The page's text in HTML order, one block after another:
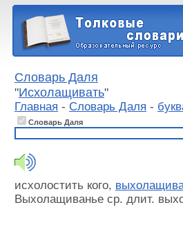
Словарь Даля
"Исхолащивать"
Главная - Словарь Даля -
Словарь Даля
исхолостить кого,
Выхолащиванье ср. длит.